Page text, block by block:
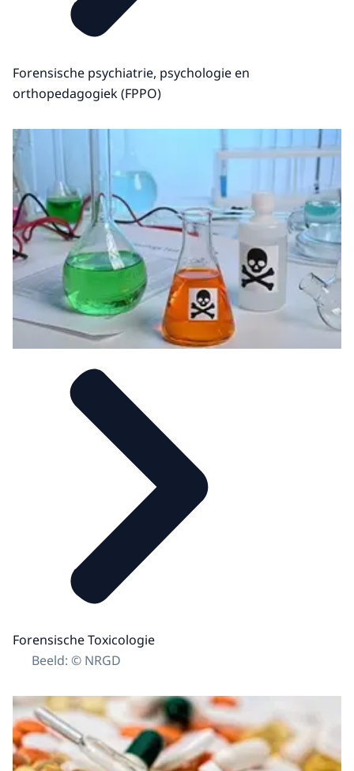
Forensische psychiatrie, psychologie en
orthopedagogiek (FPPO)
Forensische Toxicologie
Beeld: © NRGD